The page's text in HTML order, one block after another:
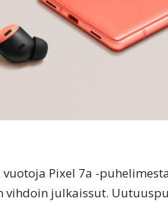
Pixel 7a -
vihdoin julkaissut.